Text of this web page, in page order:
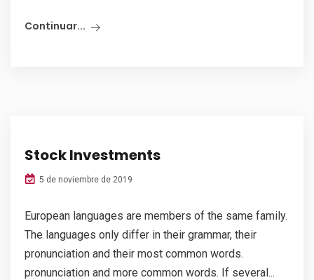
Continuar...
Stock Investments
5 de noviembre de 2019
European languages are members of the same family.
The languages only differ in their grammar, their
pronunciation and their most common words.
pronunciation and more common words. If several...